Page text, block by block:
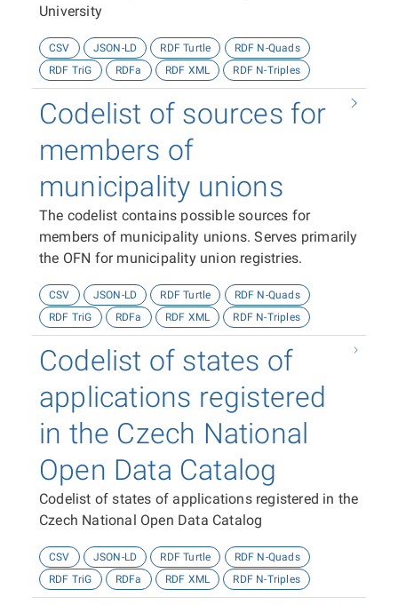
University
CSV JSON-LD RDF Turtle
RDF N-Quads
RDF TriG
RDFa RDF XML RDF N-Triples
Codelist of sources for
members of
municipality unions
The codelist contains possible sources for
members of municipality unions. Serves primarily
the OFN for municipality union registries.
CSV JSON-LD RDF Turtle
RDF N-Quads
RDF TriG
RDFa RDF XML RDF N-Triples
Codelist of states of
applications registered
in the Czech National
Open Data Catalog
Codelist of states of applications registered in the
Czech National Open Data Catalog
CSV JSON-LD RDF Turtle
RDF N-Quads
RDF TriG
RDFa RDF XML RDF N-Triples